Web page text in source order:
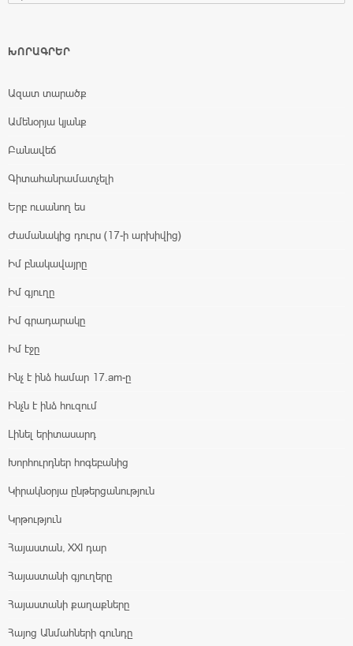
ԽՈՐԱԳՐԵՐ
Ազատ տարածք
Ամենօրյա կյանք
Բանավեճ
Գիտահանրամատչելի
Երբ ուսանող ես
Ժամանակից դուրս (17-ի արխիվից)
Իմ բնակավայրը
Իմ գյուղը
Իմ գրադարակը
Իմ էջը
Ինչ է ինձ համար 17.am-ը
Ինչն է ինձ հուզում
Լինել երիտասարդ
Խորհուրդներ հոգեբանից
Կիրակնօրյա ընթերցանություն
Կրթություն
Հայաստան, XXI դար
Հայաստանի գյուղերը
Հայաստանի քաղաքները
Հայոց Անմահների գունդը